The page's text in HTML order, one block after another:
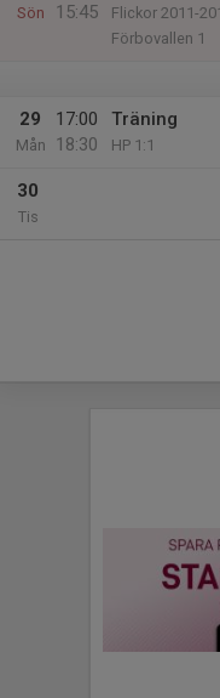
Sön
15:45
Flickor 2011-
Förbovallen 1
29
Mån
17:00
18:30
Träning
HP 1:1
30
Tis